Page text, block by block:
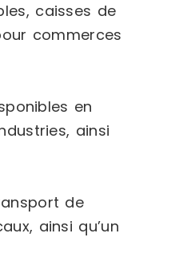
caisses de
commerces
en
ainsi
de
ainsi qu’un